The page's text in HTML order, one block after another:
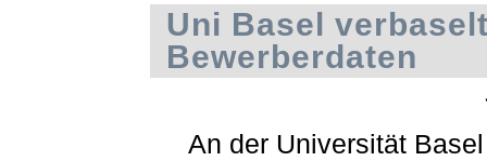
Uni Basel
Bewerberdaten
An der Universität